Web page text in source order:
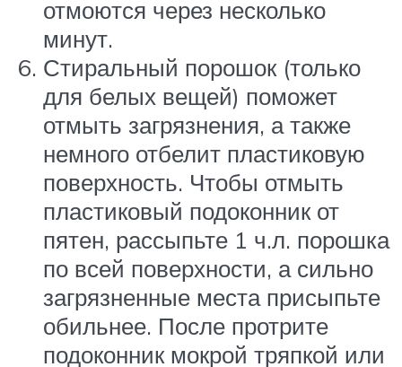
отмоются через несколько
минут.
Стиральный порошок (только
для белых вещей) поможет
отмыть загрязнения, а также
немного отбелит пластиковую
поверхность. Чтобы отмыть
пластиковый подоконник от
пятен, рассыпьте 1 ч.л. порошка
по всей поверхности, а сильно
загрязненные места присыпьте
обильнее. После протрите
подоконник мокрой тряпкой или